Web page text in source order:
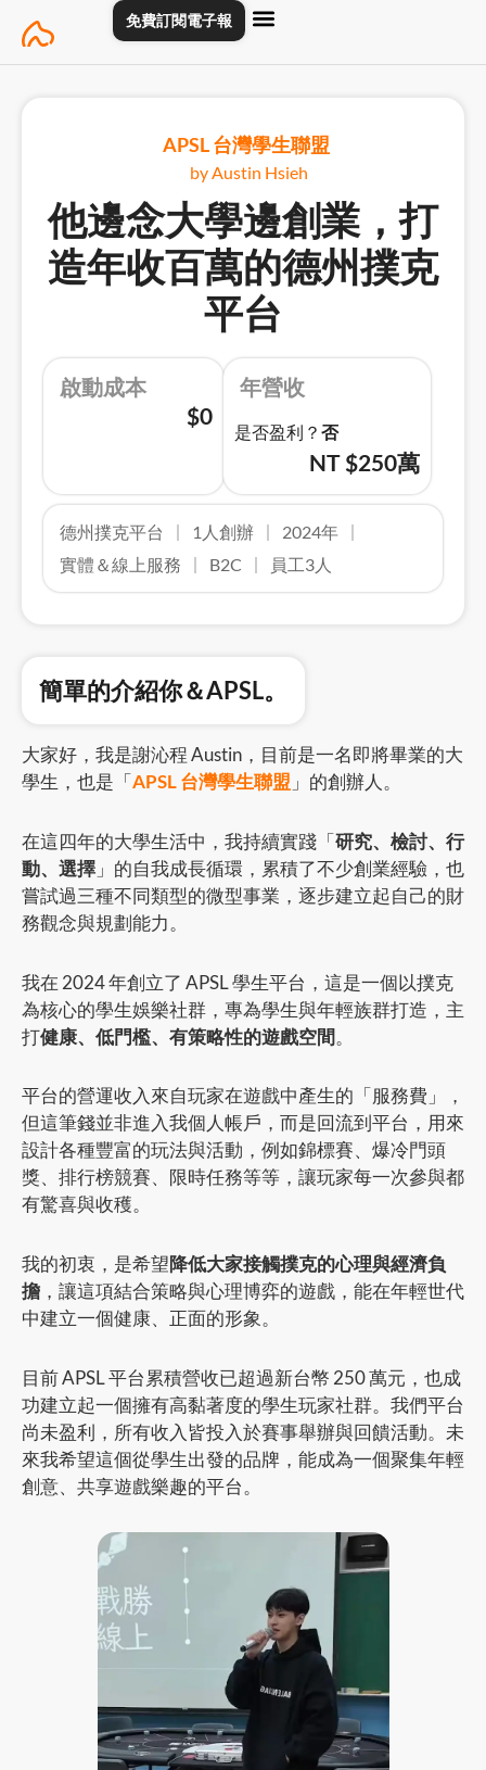
content
免費訂閱電子報
APSL 台灣學生聯盟
by Austin Hsieh
他邊念大學邊創業，打
造年收百萬的德州撲克
平台
啟動成本
$0
年營收
是否盈利？ 否
NT $250萬
德州撲克平台 1人創辦
2024年
實體＆線上服務
B2C 員工3人
簡單的介紹你＆APSL。
大家好，我是謝沁程 Austin，目前是一名即將畢業的大
學生，也是「APSL 台灣學生聯盟 」的創辦人。
在這四年的大學生活中，我持續實踐「研究、檢討、行
動、選擇 」的自我成長循環，累積了不少創業經驗，也
嘗試過三種不同類型的微型事業，逐步建立起自己的財
務觀念與規劃能力。
我在 2024 年創立了 APSL 學生平台，這是一個以撲克
為核心的學生娛樂社群，專為學生與年輕族群打造，主
打健康、低門檻、有策略性的遊戲空間。
平台的營運收入來自玩家在遊戲中產生的「服務費」，
但這筆錢並非進入我個人帳戶，而是回流到平台，用來
設計各種豐富的玩法與活動，例如錦標賽、爆冷門頭
獎、排行榜競賽、限時任務等等，讓玩家每一次參與都
有驚喜與收穫。
我的初衷，是希望降低大家接觸撲克的心理與經濟負
擔 ，讓這項結合策略與心理博弈的遊戲，能在年輕世代
中建立一個健康、正面的形象。
目前 APSL 平台累積營收已超過新台幣 250 萬元，也成
功建立起一個擁有高黏著度的學生玩家社群。我們平台
尚未盈利，所有收入皆投入於賽事舉辦與回饋活動。未
來我希望這個從學生出發的品牌，能成為一個聚集年輕
創意、共享遊戲樂趣的平台。